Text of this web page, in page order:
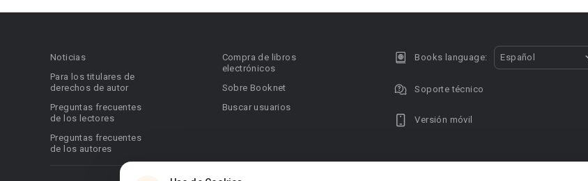
Noticias
Para los titulares de
derechos de autor
Preguntas frecuentes
de los lectores
Preguntas frecuentes
de los autores
Compra de libros
electrónicos
Sobre Booknet
Buscar usuarios
Books language: Español
Soporte técnico
Versión móvil